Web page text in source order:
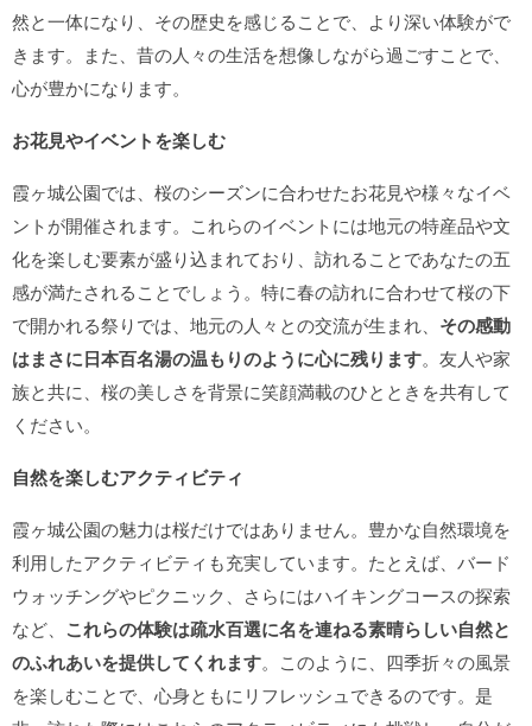
然と一体になり、その歴史を感じることで、より深い体験がで
きます。また、昔の人々の生活を想像しながら過ごすことで、
心が豊かになります。
お花見やイベントを楽しむ
霞ヶ城公園では、桜のシーズンに合わせたお花見や様々なイベ
ントが開催されます。これらのイベントには地元の特産品や文
化を楽しむ要素が盛り込まれており、訪れることであなたの五
感が満たされることでしょう。特に春の訪れに合わせて桜の下
で開かれる祭りでは、地元の人々との交流が生まれ、 その感動
はまさに日本百名湯の温もりのように心に残ります。友人や家
族と共に、桜の美しさを背景に笑顔満載のひとときを共有して
ください。
自然を楽しむアクティビティ
霞ヶ城公園の魅力は桜だけではありません。豊かな自然環境を
利用したアクティビティも充実しています。たとえば、バード
ウォッチングやピクニック、さらにはハイキングコースの探索
など、 これらの体験は疏水百選に名を連ねる素晴らしい自然と
のふれあいを提供してくれます。このように、四季折々の風景
を楽しむことで、心身ともにリフレッシュできるのです。是